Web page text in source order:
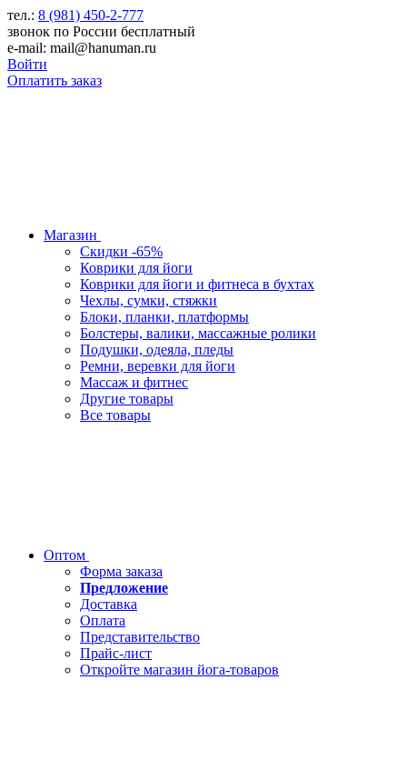
тел.: 8 (981) 450-2-777
звонок по России бесплатный
e-mail: mail@hanuman.ru
Войти
Оплатить заказ
Магазин
Скидки -65%
Коврики для йоги
Коврики для йоги и фитнеса в бухтах
Чехлы, сумки, стяжки
Блоки, планки, платформы
Болстеры, валики, массажные ролики
Подушки, одеяла, пледы
Ремни, веревки для йоги
Массаж и фитнес
Другие товары
Все товары
Оптом
Форма заказа
Предложение
Доставка
Оплата
Представительство
Прайс-лист
Откройте магазин йога-товаров